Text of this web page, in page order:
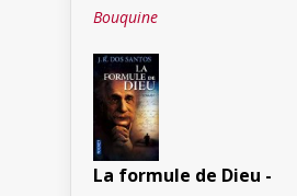
Bouquine
La formule de Dieu -